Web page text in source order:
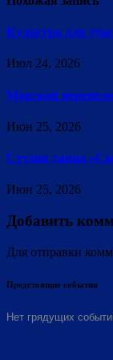
Культура для
Июл 24, 2026
Морской
Июн 25, 2026
Студия танца
Июн 25, 2026
Добавить
Для отправки
Предстоящие события
Нет грядущих